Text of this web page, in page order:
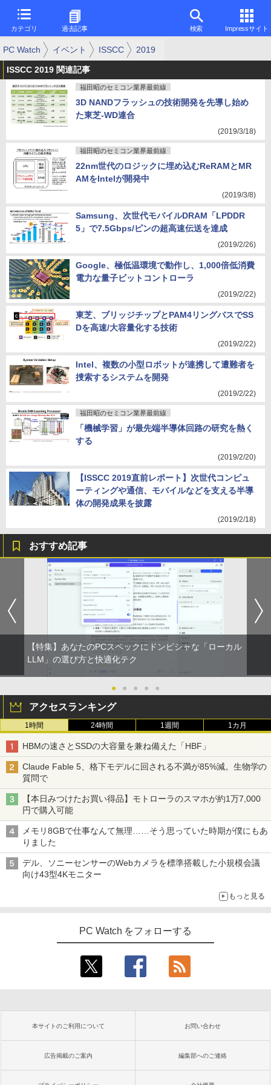
カテゴリ 過去記事 検索 Impressサイト
PC Watch イベント ISSCC 2019
ISSCC 2019 関連記事
福田昭のセミコン業界最前線
3D NANDフラッシュの技術開発を先導し始め
た東芝-WD連合
(2019/3/18)
福田昭のセミコン業界最前線
22nm世代のロジックに埋め込むReRAMとMR
AMをIntelが開発中
(2019/3/8)
Samsung、次世代モバイルDRAM「LPDDR
5」で7.5Gbps/ピンの超高速伝送を達成
(2019/2/26)
Google、極低温環境で動作し、1,000倍低消費
電力な量子ビットコントローラ
(2019/2/22)
東芝、ブリッジチップとPAM4リングバスでSS
Dを高速/大容量化する技術
(2019/2/22)
Intel、複数の小型ロボットが連携して遭難者を
捜索するシステムを開発
(2019/2/22)
福田昭のセミコン業界最前線
「機械学習」が最先端半導体回路の研究を熱く
する
(2019/2/20)
【ISSCC 2019直前レポート】次世代コンピュ
ーティングや通信、モバイルなどを支える半導
体の開発成果を披露
(2019/2/18)
おすすめ記事
【特集】あなたのPCスペックにドンピシャな「ローカル
LLM」の選び方と快適化テク
● ● ● ● ●
アクセスランキング
1時間 24時間 1週間 1カ月
HBMの速さとSSDの大容量を兼ね備えた「HBF」
Claude Fable 5、格下モデルに回される不満が85%減。生物学の
質問で
【本日みつけたお買い得品】モトローラのスマホが約1万7,000
円で購入可能
メモリ8GBで仕事なんて無理……そう思っていた時期が僕にもあ
りました
デル、ソニーセンサーのWebカメラを標準搭載した小規模会議
向け43型4Kモニター
もっと見る
PC Watch をフォローする
本サイトのご利用について お問い合わせ
広告掲載のご案内 編集部へのご連絡